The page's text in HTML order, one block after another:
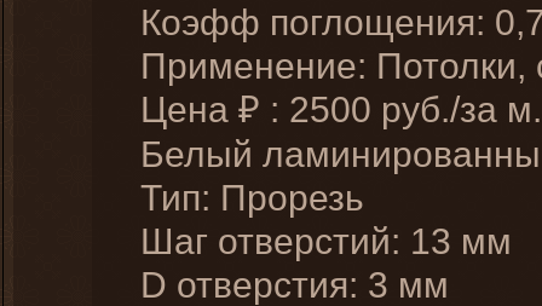
Коэфф поглощения:
Применение: Потолки,
Цена ₽ : 2500 руб./за
Белый
Тип: Прорезь
Шаг отверстий: 13 мм
D отверстия: 3 мм